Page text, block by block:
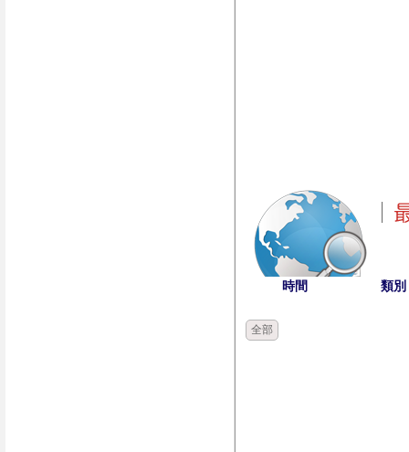
時間 類別
全部